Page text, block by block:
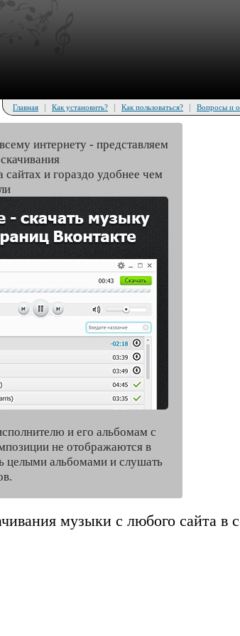
Главная | Как установить? | Как пользоваться? | Вопросы и
интернету - представляем
сайтах и гораздо удобнее чем
и его альбомам с
не отображаются в
целыми альбомами и слушать
музыки с любого сайта в